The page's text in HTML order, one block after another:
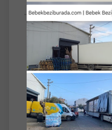
Sudocrem Cilt
22GR (4 Lü Set)
Sudocrem Cilt
hassas ciltler için